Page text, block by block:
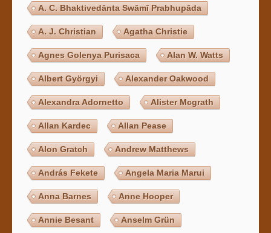
A. C. Bhaktivedānta Swāmī Prabhupāda
A. J. Christian Agatha Christie
Agnes Golenya Purisaca Alan W. Watts
Albert Györgyi Alexander Oakwood
Alexandra Adornetto Alister Mcgrath
Allan Kardec Allan Pease
Alon Gratch Andrew Matthews
András Fekete Angela Maria Marui
Anna Barnes Anne Hooper
Annie Besant Anselm Grün